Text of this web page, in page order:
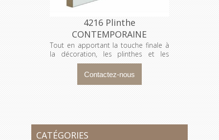
4216 Plinthe
CONTEMPORAINE
Tout en apportant la touche finale à
la décoration, les plinthes et les
cadrages dissimulent les espaces
entre les murs et l’encadrement
d’une porte ou d’une fenêtre.
CATÉGORIES